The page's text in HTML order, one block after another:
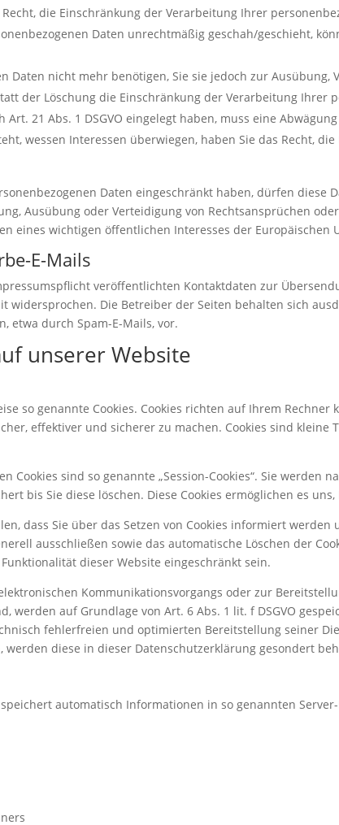
die Einschränkung der Verarbeitung Ihrer
Daten unrechtmäßig geschah/geschieht,
Daten nicht mehr benötigen, Sie sie jedoch zur
der Löschung die Einschränkung der Verarbeitung Ihrer
Art. 21 Abs. 1 DSGVO eingelegt haben, muss eine
wessen Interessen überwiegen, haben Sie das Recht,
Daten eingeschränkt haben, dürfen diese
Ausübung oder Verteidigung von Rechtsansprüchen
eines wichtigen öffentlichen Interesses der
E-Mails
veröffentlichten Kontaktdaten zur
Die Betreiber der Seiten behalten sich
etwa durch Spam-E-Mails, vor.
unserer Website
so genannte Cookies. Cookies richten auf Ihrem
effektiver und sicherer zu machen. Cookies sind
Cookies sind so genannte „Session-Cookies“. Sie werden
bis Sie diese löschen. Diese Cookies ermöglichen es
dass Sie über das Setzen von Cookies informiert
ausschließen sowie das automatische Löschen der
dieser Website eingeschränkt sein.
Kommunikationsvorgangs oder zur
werden auf Grundlage von Art. 6 Abs. 1 lit. f DSGVO
fehlerfreien und optimierten Bereitstellung seiner
werden diese in dieser Datenschutzerklärung gesondert
automatisch Informationen in so genannten